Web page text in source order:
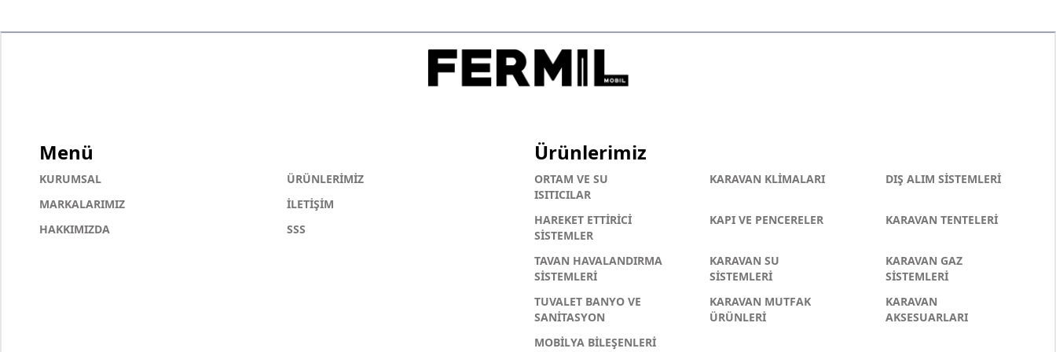
Menü
KURUMSAL
ÜRÜNLERİMİZ
MARKALARIMIZ
İLETİŞİM
HAKKIMIZDA
SSS
Ürünlerimiz
ORTAM VE SU
ISITICILAR
KARAVAN KLİMALARI DIŞ ALIM SİSTEMLERİ
HAREKET ETTİRİCİ
SİSTEMLER
KAPI VE PENCERELER KARAVAN TENTELERİ
TAVAN HAVALANDIRMA
SİSTEMLERİ
KARAVAN SU
SİSTEMLERİ
KARAVAN GAZ
SİSTEMLERİ
TUVALET BANYO VE
SANİTASYON
KARAVAN MUTFAK
ÜRÜNLERİ
KARAVAN
AKSESUARLARI
MOBİLYA BİLEŞENLERİ